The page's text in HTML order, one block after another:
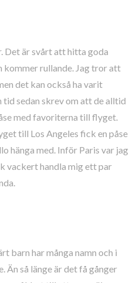
Det är svårt att hitta goda
kommer rullande. Jag tror att
det kan också ha varit
tid sedan skrev om att de alltid
med favoriterna till flyget.
till Los Angeles fick en påse
hänga med. Inför Paris var jag
vackert handla mig ett par
barn har många namn och i
Än så länge är det få gånger